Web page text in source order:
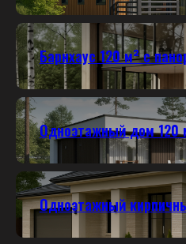
Барнхаус 120 м² с
Одноэтажный дом 120
Одноэтажный